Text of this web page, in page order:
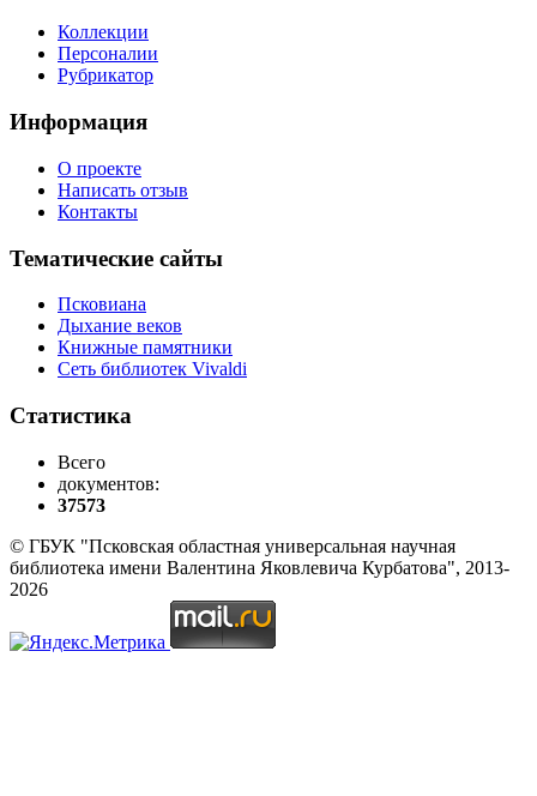
Коллекции
Персоналии
Рубрикатор
Информация
О проекте
Написать отзыв
Контакты
Тематические сайты
Псковиана
Дыхание веков
Книжные памятники
Сеть библиотек Vivaldi
Статистика
Всего
документов:
37573
© ГБУК "Псковская областная универсальная научная
библиотека имени Валентина Яковлевича Курбатова", 2013-
2026